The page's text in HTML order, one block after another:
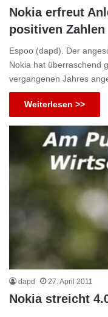
Nokia erfreut
positiven Zahlen
Espoo (dapd). Der
Nokia hat überraschend
vergangenen Jahres
Weiterlesen >>
dapd 27. April 2011
Nokia streicht